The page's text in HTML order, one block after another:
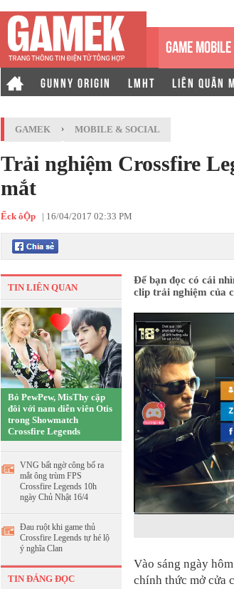
GAME MOBILE
GUNNY ORIGIN LMHT LIÊN QUÂN
GAMEK › MOBILE & SOCIAL
Trải nghiệm Crossfire
mắt
Ếck ôỘp | 16/04/2017 02:33 PM
TIN LIÊN QUAN
Bỏ PewPew, MisThy cặp
đôi với nam diễn viên Otis
trong Showmatch
Crossfire Legends
VNG bất ngờ công bố ra
mắt ông trùm FPS
Crossfire Legends 10h
ngày Chủ Nhật 16/4
Đau ruột khi game thủ
Crossfire Legends tự hé lộ
ý nghĩa Clan
TIN ĐÁNG ĐỌC
Để bạn đọc có cái
clip trải nghiệm của
r
Vào sáng ngày
chính thức mở cửa